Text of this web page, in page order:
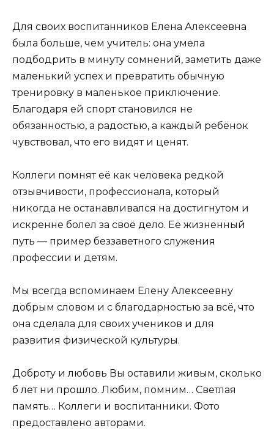
Для своих воспитанников Елена Алексеевна
была больше, чем учитель: она умела
подбодрить в минуту сомнений, заметить даже
маленький успех и превратить обычную
тренировку в маленькое приключение.
Благодаря ей спорт становился не
обязанностью, а радостью, а каждый ребёнок
чувствовал, что его видят и ценят.
Коллеги помнят её как человека редкой
отзывчивости, профессионала, который
никогда не останавливался на достигнутом и
искренне болел за своё дело. Её жизненный
путь — пример беззаветного служения
профессии и детям.
Мы всегда вспоминаем Елену Алексеевну
добрым словом и с благодарностью за всё, что
она сделала для своих учеников и для
развития физической культуры.
Доброту и любовь Вы оставили живым, сколько
б лет ни прошло. Любим, помним… Светлая
память… Коллеги и воспитанники. Фото
предоставлено авторами.